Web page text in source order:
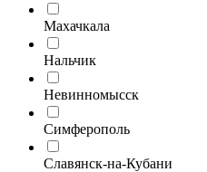
Махачкала
Нальчик
Невинномысск
Симферополь
Славянск-на-Кубани